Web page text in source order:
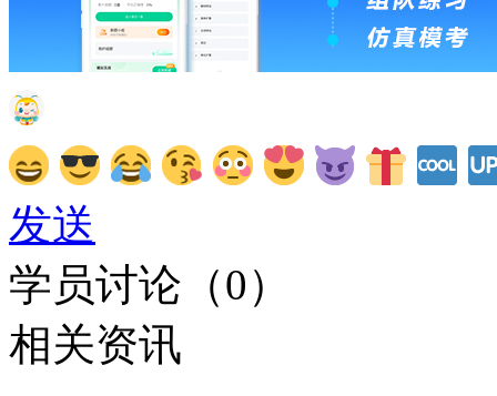
发送
学员讨论（0）
相关资讯